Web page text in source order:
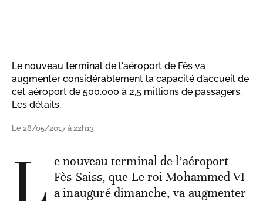
Le nouveau terminal de l'aéroport de Fès va
augmenter considérablement la capacité d’accueil de
cet aéroport de 500.000 à 2,5 millions de passagers.
Les détails.
Le 28/05/2017 à 22h13
L e nouveau terminal de l’aéroport
Fès-Saiss, que Le roi Mohammed VI
a inauguré dimanche, va augmenter